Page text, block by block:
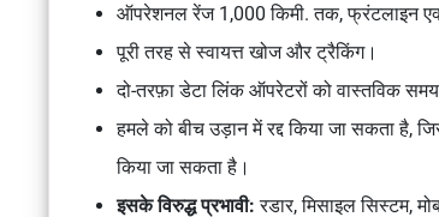
ऑपरेशनल रेंज 1,000 किमी. तक, फ्रंटलाइन
पूरी तरह से स्वायत्त खोज और ट्रैकिंग।
दो-तरफ़ा डेटा लिंक ऑपरेटरों को वास्तविक
हमले को बीच उड़ान में रद्द किया जा सकता है,
किया जा सकता है।
इसके विरुद्ध प्रभावी:रडार, मिसाइल सिस्टम,